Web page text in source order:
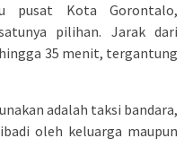
pusat Kota Gorontalo,
pilihan. Jarak dari
35 menit, tergantung
adalah taksi bandara,
oleh keluarga maupun